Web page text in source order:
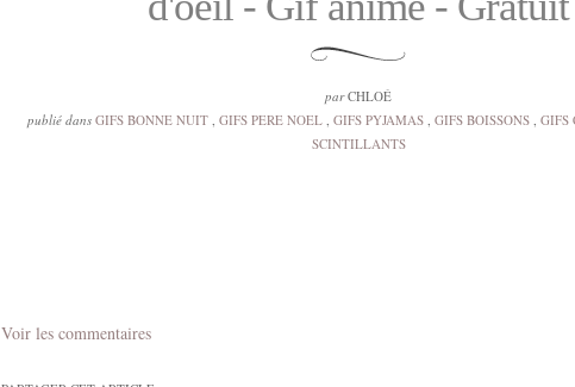
parCHLOÉ
publié dans GIFS BONNE NUIT , GIFS PERE NOEL , GIFS PYJAMAS , GIFS BOISSONS , GIFS
SCINTILLANTS
Voir les commentaires